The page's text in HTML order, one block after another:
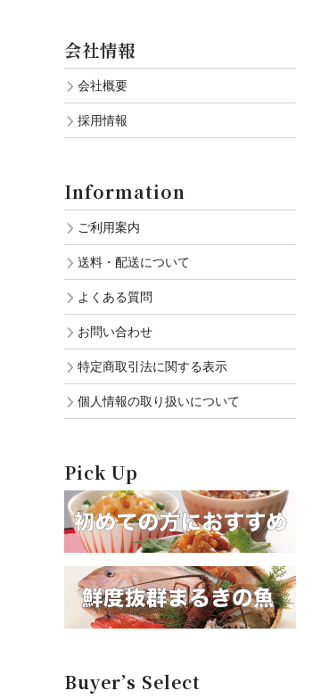
会社情報
会社概要
採用情報
Information
ご利用案内
送料・配送について
よくある質問
お問い合わせ
特定商取引法に関する表示
個人情報の取り扱いについて
Pick Up
Buyer’s Select